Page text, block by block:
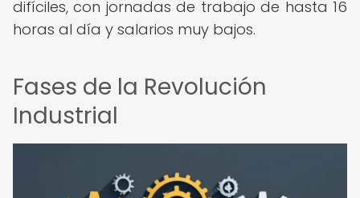
difíciles, con jornadas de trabajo de hasta 16
horas al día y salarios muy bajos.
Fases de la Revolución
Industrial